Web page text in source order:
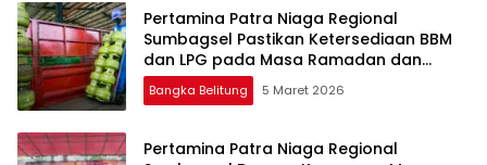
Pertamina Patra Niaga Regional
Sumbagsel Pastikan Ketersediaan BBM
dan LPG pada Masa Ramadan dan
Menjelang Idulfitri
Bangka Belitung 5 Maret 2026
Pertamina Patra Niaga Regional